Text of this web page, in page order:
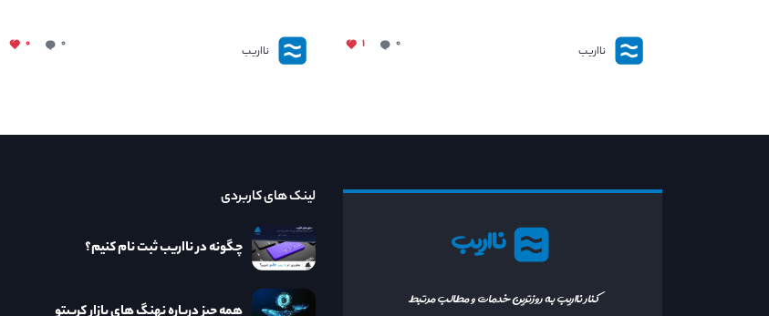
نااریب ۰ ۱ نااریب ۰ ۰
نااریب
کنار نااریب به روزترین خدمات و مطالب مرتبط
لینک های کاربردی
چگونه در نااریب ثبت نام کنیم؟